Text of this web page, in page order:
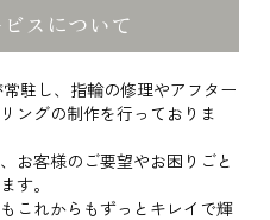
スについて
駐し、指輪の修理やアフター
ングの制作を行っておりま
お客様のご要望やお困りごと
す。
これからもずっとキレイで輝